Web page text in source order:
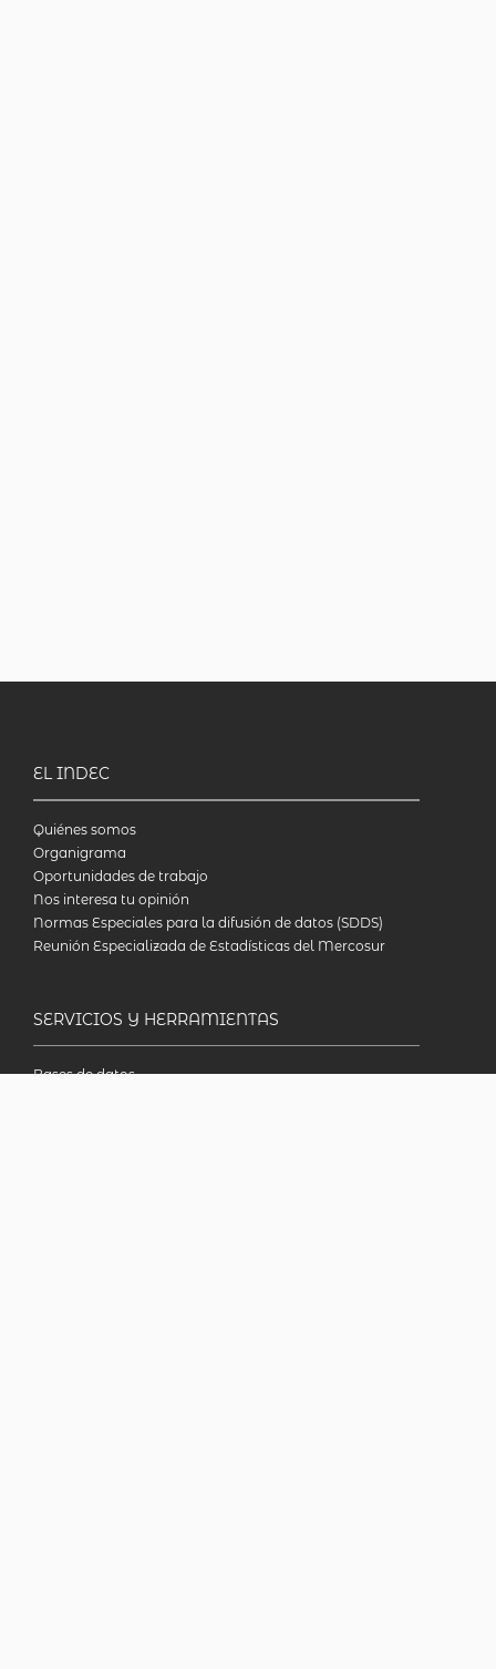
EL INDEC
Quiénes somos
Organigrama
Oportunidades de trabajo
Nos interesa tu opinión
Normas Especiales para la difusión de datos (SDDS)
Reunión Especializada de Estadísticas del Mercosur
SERVICIOS Y HERRAMIENTAS
Bases de datos